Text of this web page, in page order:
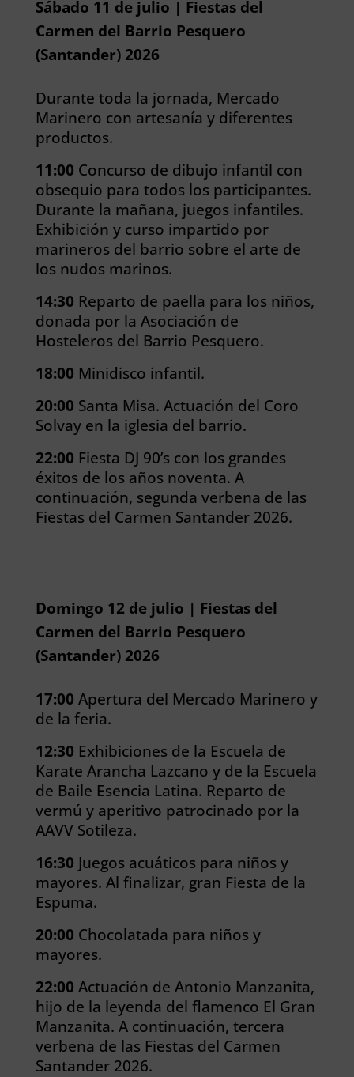
Sábado 11 de julio | Fiestas del
Carmen del Barrio Pesquero
(Santander) 2026
Durante toda la jornada, Mercado
Marinero con artesanía y diferentes
productos.
11:00 Concurso de dibujo infantil con
obsequio para todos los participantes.
Durante la mañana, juegos infantiles.
Exhibición y curso impartido por
marineros del barrio sobre el arte de
los nudos marinos.
14:30 Reparto de paella para los niños,
donada por la Asociación de
Hosteleros del Barrio Pesquero.
18:00 Minidisco infantil.
20:00 Santa Misa. Actuación del Coro
Solvay en la iglesia del barrio.
22:00 Fiesta DJ 90’s con los grandes
éxitos de los años noventa. A
continuación, segunda verbena de las
Fiestas del Carmen Santander 2026.
Domingo 12 de julio | Fiestas del
Carmen del Barrio Pesquero
(Santander) 2026
17:00 Apertura del Mercado Marinero y
de la feria.
12:30 Exhibiciones de la Escuela de
Karate Arancha Lazcano y de la Escuela
de Baile Esencia Latina. Reparto de
vermú y aperitivo patrocinado por la
AAVV Sotileza.
16:30 Juegos acuáticos para niños y
mayores. Al finalizar, gran Fiesta de la
Espuma.
20:00 Chocolatada para niños y
mayores.
22:00 Actuación de Antonio Manzanita,
hijo de la leyenda del flamenco El Gran
Manzanita. A continuación, tercera
verbena de las Fiestas del Carmen
Santander 2026.